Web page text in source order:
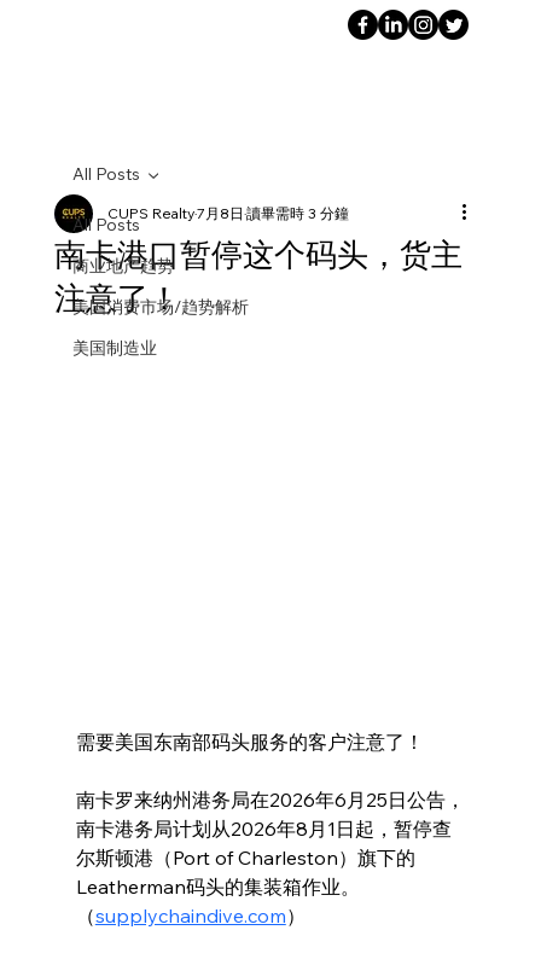
All Posts
商业地产趋势
美国消费市场/趋势解析
美国制造业
All Posts
南卡港口暂停这个码头，货主
注意了！
CUPS Realty7月8日 讀畢需時 3 分鐘
需要美国东南部码头服务的客户注意了！
南卡罗来纳州港务局在2026年6月25日公告，
南卡港务局计划从2026年8月1日起，暂停查
尔斯顿港（Port of Charleston）旗下的
Leatherman码头的集装箱作业。
（supplychaindive.com）